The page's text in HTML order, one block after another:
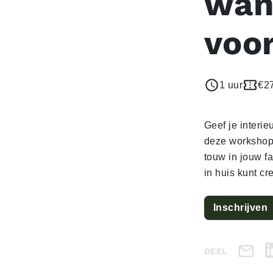
1 uur
Geef je
deze
touw in jouw
in huis kunt
Inschrijven
DEEL